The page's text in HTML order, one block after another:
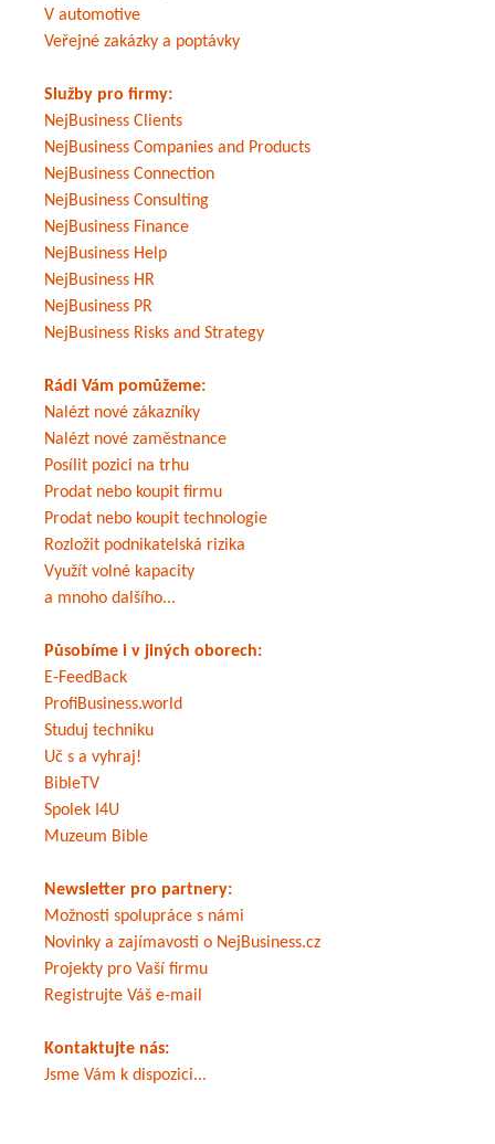
V automotive
Veřejné zakázky a poptávky
Služby pro firmy:
NejBusiness Clients
NejBusiness Companies and Products
NejBusiness Connection
NejBusiness Consulting
NejBusiness Finance
NejBusiness Help
NejBusiness HR
NejBusiness PR
NejBusiness Risks and Strategy
Rádi Vám pomůžeme:
Nalézt nové zákazníky
Nalézt nové zaměstnance
Posílit pozici na trhu
Prodat nebo koupit firmu
Prodat nebo koupit technologie
Rozložit podnikatelská rizika
Využít volné kapacity
a mnoho dalšího...
Působíme i v jiných oborech:
E-FeedBack
ProfiBusiness.world
Studuj techniku
Uč s a vyhraj!
BibleTV
Spolek I4U
Muzeum Bible
Newsletter pro partnery:
Možnosti spolupráce s námi
Novinky a zajímavosti o NejBusiness.cz
Projekty pro Vaší firmu
Registrujte Váš e-mail
Kontaktujte nás:
Jsme Vám k dispozici...